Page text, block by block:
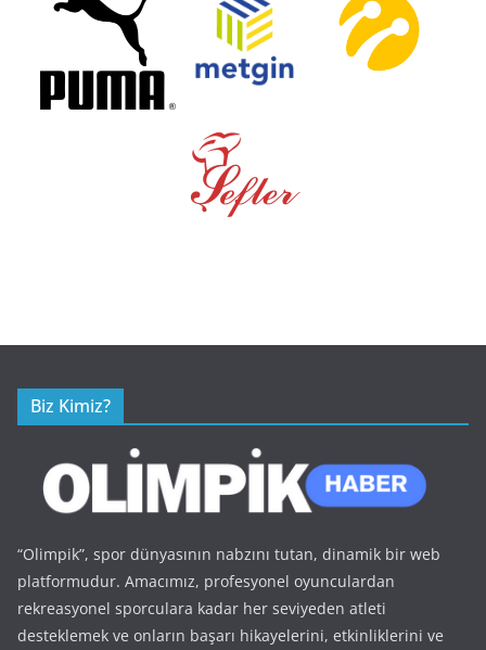
Biz Kimiz?
“Olimpik”, spor dünyasının nabzını tutan, dinamik bir web
platformudur. Amacımız, profesyonel oyunculardan
rekreasyonel sporculara kadar her seviyeden atleti
desteklemek ve onların başarı hikayelerini, etkinliklerini ve